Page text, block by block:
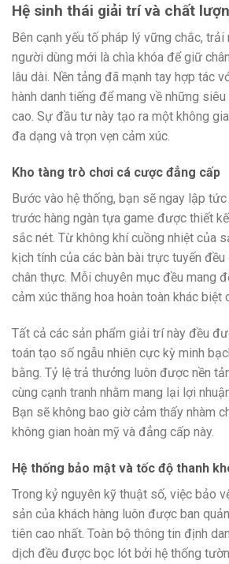
Hệ sinh thái giải trí và chất
Bên cạnh yếu tố pháp lý vững chắc,
người dùng mới là chìa khóa để giữ
lâu dài. Nền tảng đã mạnh tay hợp tác
hành danh tiếng để mang về những
cao. Sự đầu tư này tạo ra một không
đa dạng và trọn vẹn cảm xúc.
Kho tàng trò chơi cá cược đẳng cấp
Bước vào hệ thống, bạn sẽ ngay lập
trước hàng ngàn tựa game được thiết
sắc nét. Từ không khí cuồng nhiệt của
kịch tính của các bàn bài trực tuyến
chân thực. Mỗi chuyên mục đều mang
cảm xúc thăng hoa hoàn toàn khác biệt
Tất cả các sản phẩm giải trí này đều
toán tạo số ngẫu nhiên cực kỳ minh
bằng. Tỷ lệ trả thưởng luôn được nền
cùng cạnh tranh nhằm mang lại lợi
Bạn sẽ không bao giờ cảm thấy nhàm
không gian hoàn mỹ và đẳng cấp này.
Hệ thống bảo mật và tốc độ thanh
Trong kỷ nguyên kỹ thuật số, việc bảo
sản của khách hàng luôn được ban
tiên cao nhất. Toàn bộ thông tin định
dịch đều được bọc lót bởi hệ thống